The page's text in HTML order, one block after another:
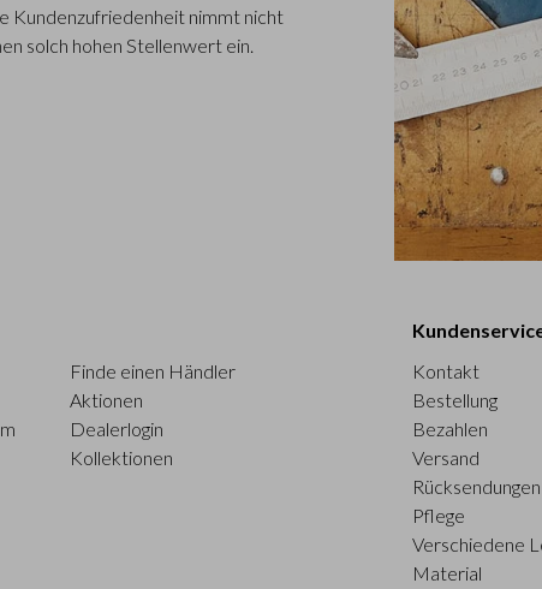
Kundenzufriedenheit nimmt nicht
solch hohen Stellenwert ein.
Finde einen Händler
Aktionen
Dealerlogin
Kollektionen
Kontakt
Bestellung
Bezahlen
Versand
Rücksendungen
Pflege
Verschiedene
Material